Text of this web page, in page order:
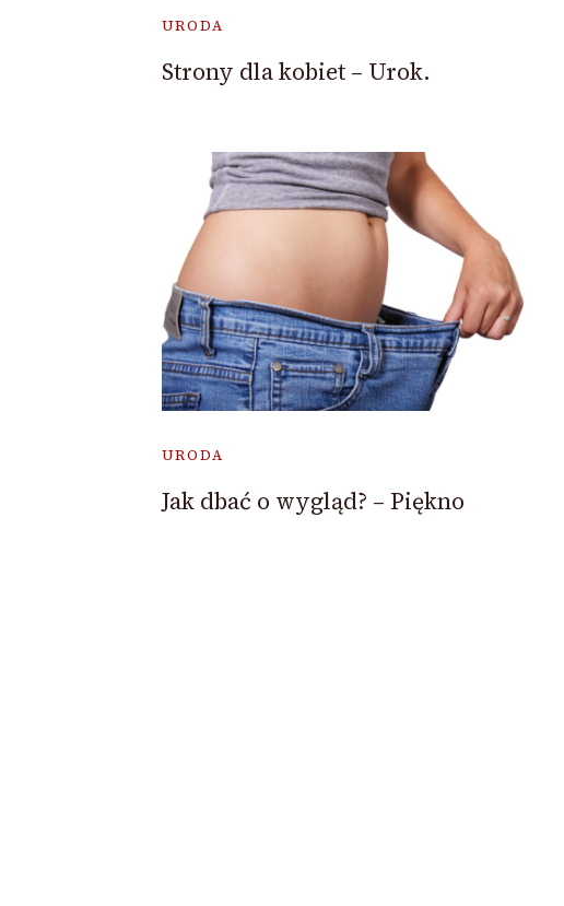
URODA
Strony dla kobiet – Urok.
URODA
Jak dbać o wygląd? – Piękno